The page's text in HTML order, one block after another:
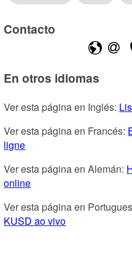
Contacto
En otros idiomas
Ver esta página en Inglés:
Ver esta página en Francés:
ligne
Ver esta página en Alemán:
online
Ver esta página en
KUSD ao vivo